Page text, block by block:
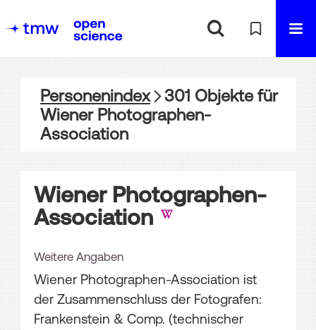
Personenindex 301 Objektefür
Wiener Photographen-
Association
Wiener Photographen-
Association
Weitere Angaben
Wiener Photographen-Association ist
der Zusammenschluss der Fotografen:
Frankenstein & Comp. (technischer